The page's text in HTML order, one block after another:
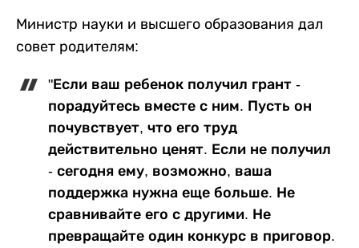
Министр науки и высшего образования дал
совет родителям:
"Если ваш ребенок получил грант -
порадуйтесь вместе с ним. Пусть он
почувствует, что его труд
действительно ценят. Если не получил
- сегодня ему, возможно, ваша
поддержка нужна еще больше. Не
сравнивайте его с другими. Не
превращайте один конкурс в приговор.